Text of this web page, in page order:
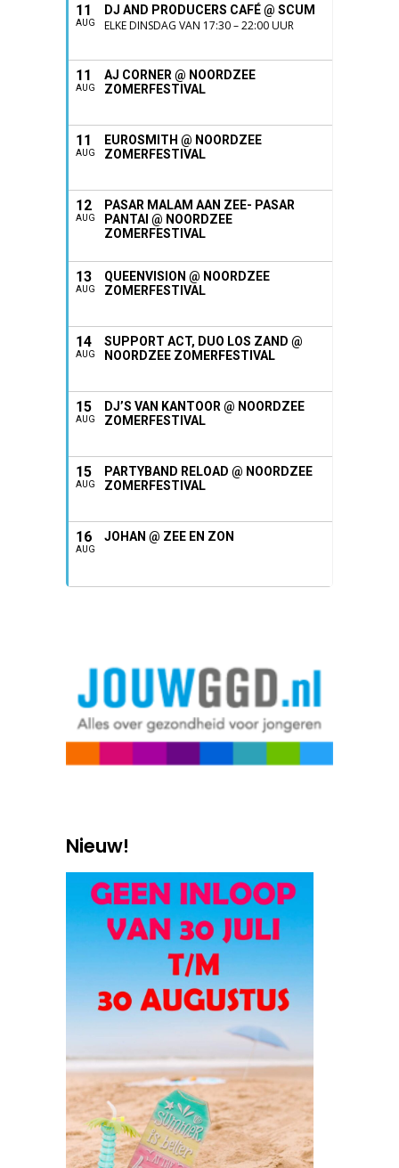
11
AUG
DJ AND PRODUCERS CAFÉ @ SCUM
ELKE DINSDAG VAN 17:30 – 22:00 UUR
11
AUG
AJ CORNER @ NOORDZEE
ZOMERFESTIVAL
11
AUG
EUROSMITH @ NOORDZEE
ZOMERFESTIVAL
12
AUG
PASAR MALAM AAN ZEE- PASAR
PANTAI @ NOORDZEE
ZOMERFESTIVAL
13
AUG
QUEENVISION @ NOORDZEE
ZOMERFESTIVAL
14
AUG
SUPPORT ACT, DUO LOS ZAND @
NOORDZEE ZOMERFESTIVAL
15
AUG
DJ’S VAN KANTOOR @ NOORDZEE
ZOMERFESTIVAL
15
AUG
PARTYBAND RELOAD @ NOORDZEE
ZOMERFESTIVAL
16
AUG
JOHAN @ ZEE EN ZON
Nieuw!